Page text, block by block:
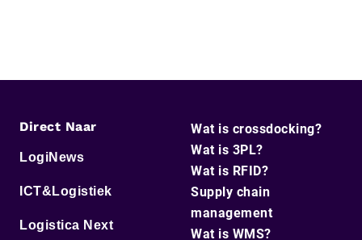
Direct Naar
LogiNews
ICT&Logistiek
Logistica Next
Wat is crossdocking?
Wat is 3PL?
Wat is RFID?
Supply chain
management
Wat is WMS?